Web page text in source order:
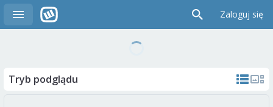
Zaloguj się
Tryb podglądu